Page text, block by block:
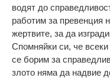
водят до
работим за превенция
жертвите, за да
Спомняйки си, че
се борим за
злото няма да надвие